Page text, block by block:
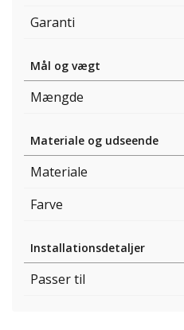
Garanti
Mål og vægt
Mængde
Materiale og udseende
Materiale
Farve
Installationsdetaljer
Passer til